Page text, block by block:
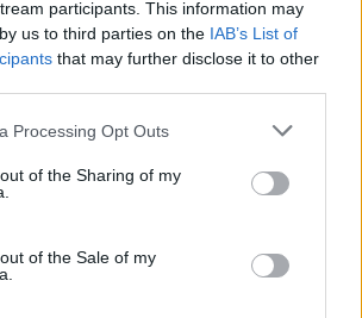
participants. This information may
us to third parties on the IAB’s List of
that may further disclose it to other
Processing Opt Outs
of the Sharing of my
of the Sale of my